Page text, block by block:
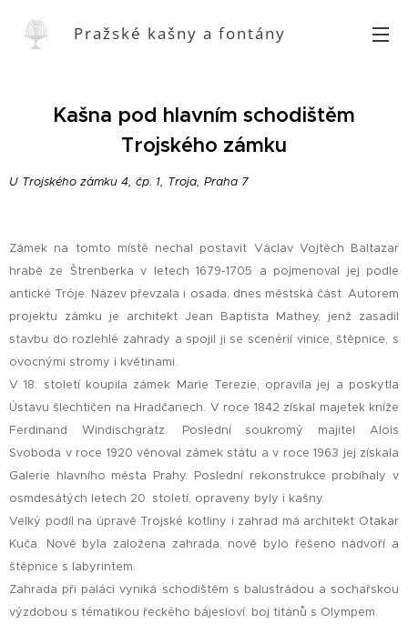
Pražské kašny a fontány
Kašna pod hlavním schodištěm
Trojského zámku
U Trojského zámku 4, čp. 1, Troja, Praha 7
Zámek na tomto místě nechal postavit Václav Vojtěch Baltazar
hrabě ze Štrenberka v letech 1679-1705 a pojmenoval jej podle
antické Tróje. Název převzala i osada, dnes městská část. Autorem
projektu zámku je architekt Jean Baptista Mathey, jenž zasadil
stavbu do rozlehlé zahrady a spojil ji se scenérií vinice, štěpnice, s
ovocnými stromy i květinami.
V 18. století koupila zámek Marie Terezie, opravila jej a poskytla
Ústavu šlechtičen na Hradčanech. V roce 1842 získal majetek kníže
Ferdinand Windischgrätz. Poslední soukromý majitel Alois
Svoboda v roce 1920 věnoval zámek státu a v roce 1963 jej získala
Galerie hlavního města Prahy. Poslední rekonstrukce probíhaly v
osmdesátých letech 20. století, opraveny byly i kašny.
Velký podíl na úpravě Trojské kotliny i zahrad má architekt Otakar
Kuča. Nově byla založena zahrada, nově bylo řešeno nádvoří a
štěpnice s labyrintem.
Zahrada při paláci vyniká schodištěm s balustrádou a sochařskou
výzdobou s tématikou řeckého bájesloví: boj titánů s Olympem.